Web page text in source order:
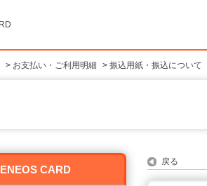
> お支払い・ご利用明細 > 振込用紙・振込について
ENEOS CARD
戻る